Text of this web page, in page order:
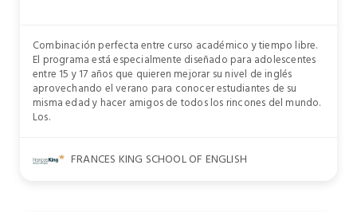
Combinación perfecta entre curso académico y tiempo libre.
El programa está especialmente diseñado para adolescentes
entre 15 y 17 años que quieren mejorar su nivel de inglés
aprovechando el verano para conocer estudiantes de su
misma edad y hacer amigos de todos los rincones del mundo.
Los.
FRANCES KING SCHOOL OF ENGLISH